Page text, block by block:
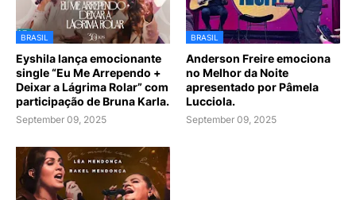
BRASIL
Eyshila lança emocionante
single “Eu Me Arrependo +
Deixar a Lágrima Rolar” com
participação de Bruna Karla.
September 09, 2025
BRASIL
Anderson Freire emociona
no Melhor da Noite
apresentado por Pâmela
Lucciola.
September 09, 2025